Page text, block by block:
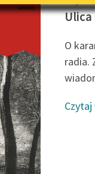
Ulica
O
radia.
Czytaj